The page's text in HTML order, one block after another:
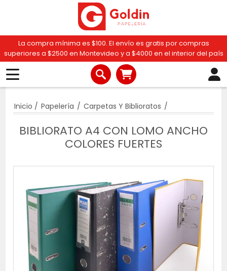
La compra mínima es $100. El envío es gratis por compras
superiores a $2500 en Montevideo y a $4000 en el interior del país
Inicio / Papelería / Carpetas Y Biblioratos /
BIBLIORATO A4 CON LOMO ANCHO
COLORES FUERTES